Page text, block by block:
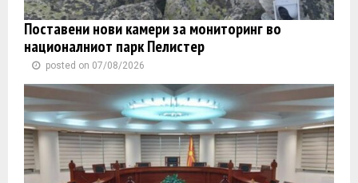
Поставени нови камери за мониторинг во
националниот парк Пелистер
posted on 07/08/2026